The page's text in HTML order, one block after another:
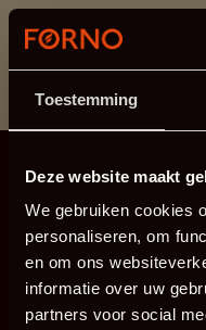
Toestemming
Deze website maakt
We gebruiken cookies
personaliseren, om
en om ons
informatie over uw
partners voor social
This section is
If you are missing
413 745 423 or email